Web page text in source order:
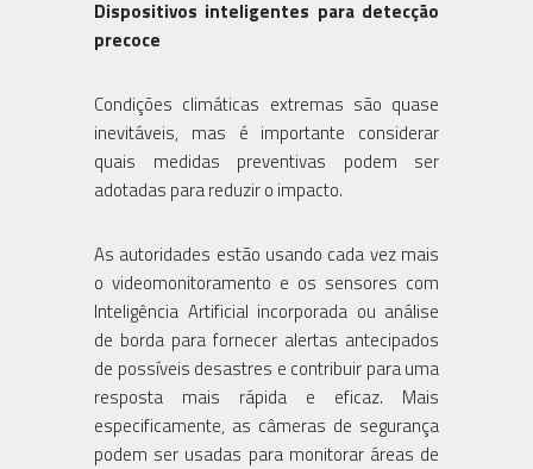
Dispositivos inteligentes para detecção
precoce
Condições climáticas extremas são quase
inevitáveis, mas é importante considerar
quais medidas preventivas podem ser
adotadas para reduzir o impacto.
As autoridades estão usando cada vez mais
o videomonitoramento e os sensores com
Inteligência Artificial incorporada ou análise
de borda para fornecer alertas antecipados
de possíveis desastres e contribuir para uma
resposta mais rápida e eficaz. Mais
especificamente, as câmeras de segurança
podem ser usadas para monitorar áreas de